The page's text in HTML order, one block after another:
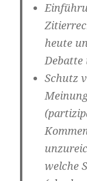
heute
Debatte
Schutz
welche